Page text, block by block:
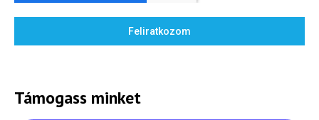
Feliratkozom
Támogass minket